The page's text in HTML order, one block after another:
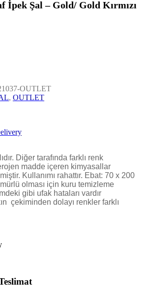
İpek Şal – Gold/ Gold Kırmızı
OUTLET
, OUTLET
Diğer tarafında farklı renk
madde içeren kimyasallar
Kullanımı rahattır. Ebat: 70 x 200
olması için kuru temizleme
gibi ufak hataları vardır
çekiminden dolayı renkler farklı